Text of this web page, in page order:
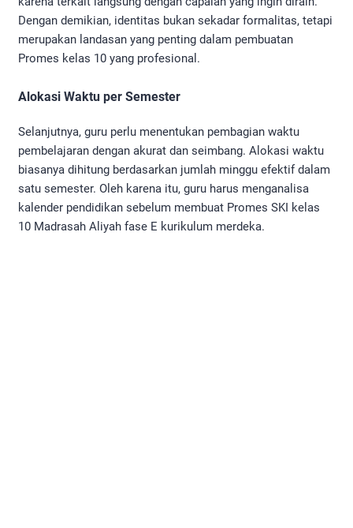
Dengan demikian, identitas bukan sekadar formalitas, tetapi
merupakan landasan yang penting dalam pembuatan
Promes kelas 10 yang profesional.
Alokasi Waktu per Semester
Selanjutnya, guru perlu menentukan pembagian waktu
pembelajaran dengan akurat dan seimbang. Alokasi waktu
biasanya dihitung berdasarkan jumlah minggu efektif dalam
satu semester. Oleh karena itu, guru harus menganalisa
kalender pendidikan sebelum membuat Promes SKI kelas
10 Madrasah Aliyah fase E kurikulum merdeka.